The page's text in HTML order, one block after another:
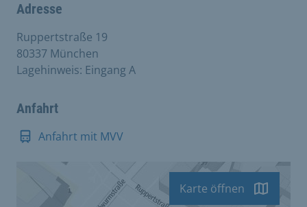
Adresse
Ruppertstraße 19
80337 München
Lagehinweis: Eingang A
Anfahrt
Anfahrt mit MVV
Karte öffnen